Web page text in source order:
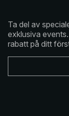
Ta del av
exklusiva
rabatt på ditt